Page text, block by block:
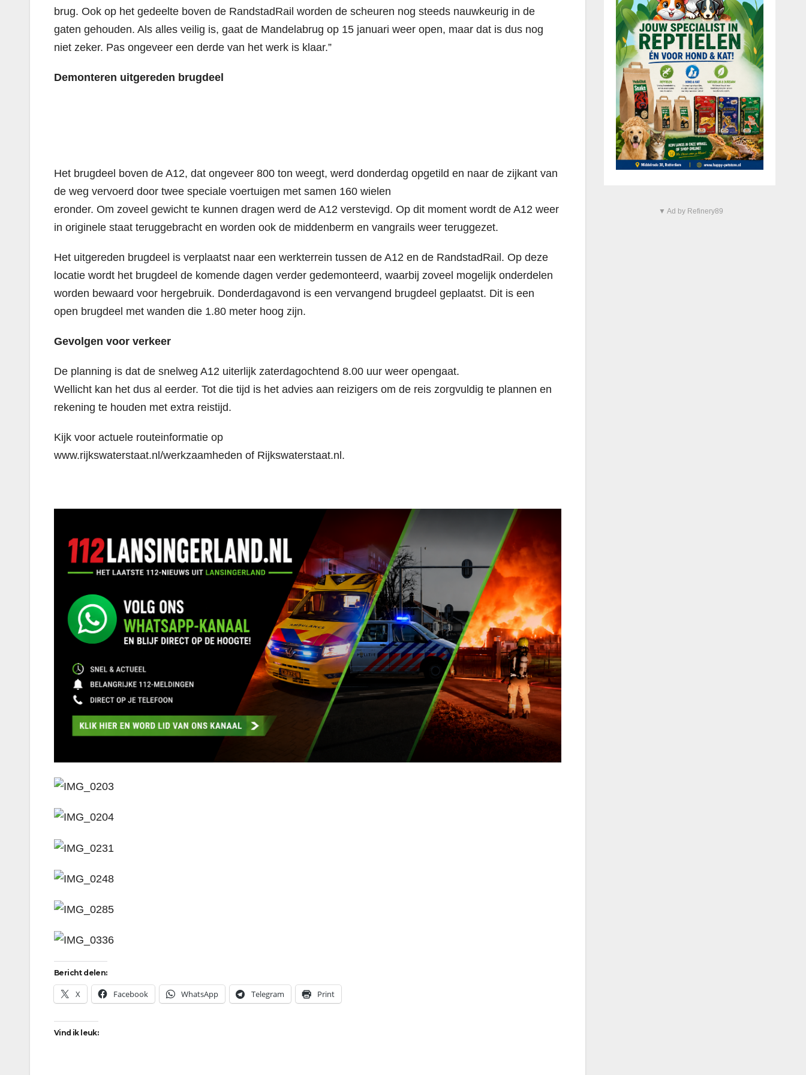
brug. Ook op het gedeelte boven de RandstadRail worden de scheuren nog steeds nauwkeurig in de
gaten gehouden. Als alles veilig is, gaat de Mandelabrug op 15 januari weer open, maar dat is dus nog
niet zeker. Pas ongeveer een derde van het werk is klaar.”
Demonteren uitgereden brugdeel
Het brugdeel boven de A12, dat ongeveer 800 ton weegt, werd donderdag opgetild en naar de zijkant van
de weg vervoerd door twee speciale voertuigen met samen 160 wielen
eronder. Om zoveel gewicht te kunnen dragen werd de A12 verstevigd. Op dit moment wordt de A12 weer
in originele staat teruggebracht en worden ook de middenberm en vangrails weer teruggezet.
Het uitgereden brugdeel is verplaatst naar een werkterrein tussen de A12 en de RandstadRail. Op deze
locatie wordt het brugdeel de komende dagen verder gedemonteerd, waarbij zoveel mogelijk onderdelen
worden bewaard voor hergebruik. Donderdagavond is een vervangend brugdeel geplaatst. Dit is een
open brugdeel met wanden die 1.80 meter hoog zijn.
Gevolgen voor verkeer
De planning is dat de snelweg A12 uiterlijk zaterdagochtend 8.00 uur weer opengaat.
Wellicht kan het dus al eerder. Tot die tijd is het advies aan reizigers om de reis zorgvuldig te plannen en
rekening te houden met extra reistijd.
Kijk voor actuele routeinformatie op
www.rijkswaterstaat.nl/werkzaamheden of Rijkswaterstaat.nl.
Bericht delen:
X Facebook WhatsApp Telegram Print
Vind ik leuk:
▼ Ad by Refinery89